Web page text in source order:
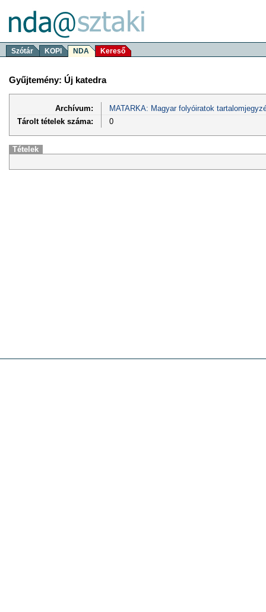
Szótár KOPI NDA Kereső
Gyűjtemény: Új katedra
Archívum:
MATARKA: Magyar folyóiratok
Tárolt tételek száma:
0
Tételek